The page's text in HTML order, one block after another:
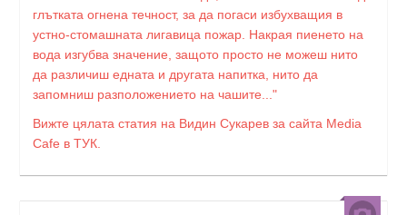
глътката огнена течност, за да погаси избухващия в
устно-стомашната лигавица пожар. Накрая пиенето на
вода изгубва значение, защото просто не можеш нито
да различиш едната и другата напитка, нито да
запомниш разположението на чашите..."
Вижте цялата статия на Видин Сукарев за сайта Media
Cafe в ТУК.